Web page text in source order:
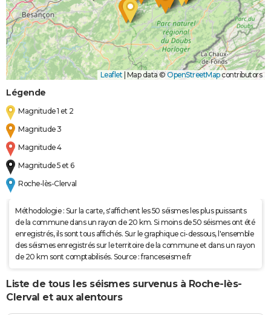
Leaflet Map data ©OpenStreetMapcontributors
Légende
Magnitude 1 et 2
Magnitude 3
Magnitude 4
Magnitude 5 et 6
Roche-lès-Clerval
Méthodologie : Sur la carte, s'affichent les 50 séismes les plus puissants
de la commune dans un rayon de 20 km. Si moins de 50 séismes ont été
enregistrés, ils sont tous affichés. Sur le graphique ci-dessous, l'ensemble
des séismes enregistrés sur le territoire de la commune et dans un rayon
de 20 km sont comptabilisés. Source : franceseisme.fr
Liste de tous les séismes survenus à Roche-lès-
Clerval et aux alentours